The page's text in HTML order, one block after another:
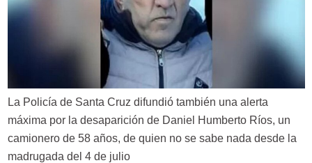
La Policía de Santa Cruz difundió también una alerta
máxima por la desaparición de Daniel Humberto Ríos, un
camionero de 58 años, de quien no se sabe nada desde la
madrugada del 4 de julio